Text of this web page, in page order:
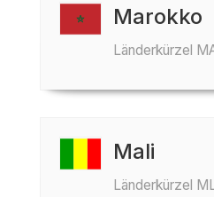
Marokko
Länderkürzel
Mali
Länderkürzel